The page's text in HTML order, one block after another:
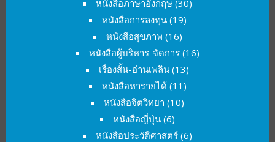
หนังสือภาษาอังกฤษ (30)
หนังสือการลงทุน(19)
หนังสือสุขภาพ (16)
หนังสือผู้บริหาร-จัดการ(16)
เรื่องสั้น-อ่านเพลิน (13)
หนังสือหารายได้(11)
หนังสือจิตวิทยา (10)
หนังสือญี่ปุ่น (6)
หนังสือประวัติศาสตร์ (6)